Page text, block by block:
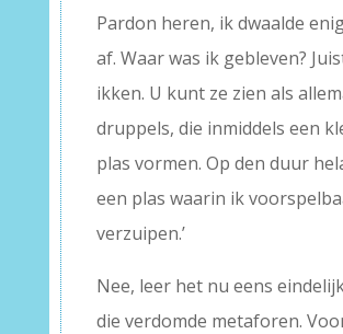
Pardon heren, ik dwaalde
af. Waar was ik gebleven?
ikken. U kunt ze zien als
druppels, die inmiddels een
plas vormen. Op den duur
een plas waarin ik
verzuipen.’
Nee, leer het nu eens
die verdomde metaforen.